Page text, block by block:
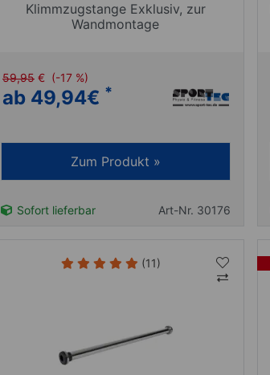
Klimmzugstange Exklusiv, zur
Wandmontage
59,95 € (-17 %)
ab 49,94€ *
Zum Produkt »
Sofort lieferbar Art-Nr. 30176
(11)